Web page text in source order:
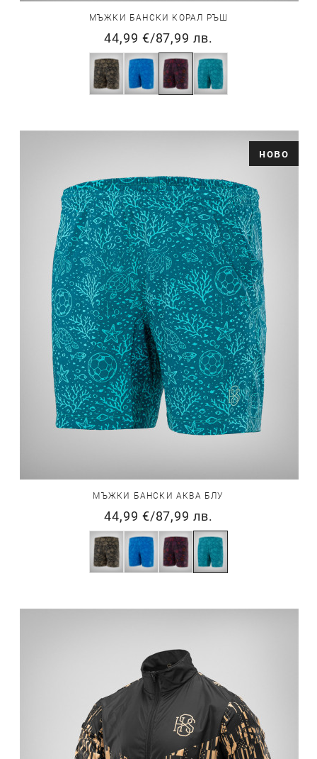
МЪЖКИ БАНСКИ КОРАЛ РЪШ
44,99 €/87,99 лв.
ново
МЪЖКИ БАНСКИ АКВА БЛУ
44,99 €/87,99 лв.